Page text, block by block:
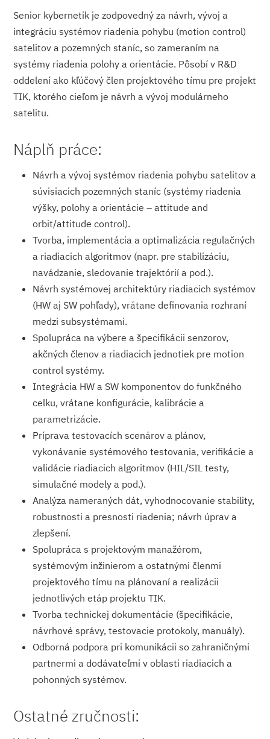
Senior kybernetik je zodpovedný za návrh, vývoj a
integráciu systémov riadenia pohybu (motion control)
satelitov a pozemných staníc, so zameraním na
systémy riadenia polohy a orientácie. Pôsobí v R&D
oddelení ako kľúčový člen projektového tímu pre projekt
TIK, ktorého cieľom je návrh a vývoj modulárneho
satelitu.
Náplň práce:
Návrh a vývoj systémov riadenia pohybu satelitov a
súvisiacich pozemných staníc (systémy riadenia
výšky, polohy a orientácie – attitude and
orbit/attitude control).
Tvorba, implementácia a optimalizácia regulačných
a riadiacich algoritmov (napr. pre stabilizáciu,
navádzanie, sledovanie trajektórií a pod.).
Návrh systémovej architektúry riadiacich systémov
(HW aj SW pohľady), vrátane definovania rozhraní
medzi subsystémami.
Spolupráca na výbere a špecifikácii senzorov,
akčných členov a riadiacich jednotiek pre motion
control systémy.
Integrácia HW a SW komponentov do funkčného
celku, vrátane konfigurácie, kalibrácie a
parametrizácie.
Príprava testovacích scenárov a plánov,
vykonávanie systémového testovania, verifikácie a
validácie riadiacich algoritmov (HIL/SIL testy,
simulačné modely a pod.).
Analýza nameraných dát, vyhodnocovanie stability,
robustnosti a presnosti riadenia; návrh úprav a
zlepšení.
Spolupráca s projektovým manažérom,
systémovým inžinierom a ostatnými členmi
projektového tímu na plánovaní a realizácii
jednotlivých etáp projektu TIK.
Tvorba technickej dokumentácie (špecifikácie,
návrhové správy, testovacie protokoly, manuály).
Odborná podpora pri komunikácii so zahraničnými
partnermi a dodávateľmi v oblasti riadiacich a
pohonných systémov.
Ostatné zručnosti: